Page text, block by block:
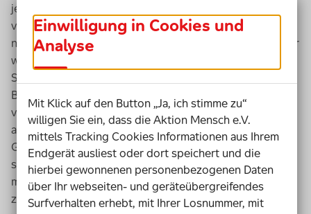
jeweils anderen ausgetauscht werden und zu einer
veränderten Denkweise beitragen. In den USA gibt es
noch sehr viel Exklusion: Afroamerikaner,
oder
weiße Amerikaner wohnen in verschiedenen
Stadtvierteln oder gehen auf unterschiedliche Schulen.
Bis sich daran etwas ändert, wird noch viel Zeit
vergehen, soRollins. Dabei weiß jeder, wie es sich
anfühlt, eingeschlossen zu sein. „Es ist ein gutes
Gefühl!“, sagte
Rollins
. Deswegen ist es wichtig, dass
sich alle Menschen darüber Gedanken machen, wie sich
mehr Menschen eingeschlossen fühlen. Eingeschlossen
zu sein, bedeutet etwa auf diePartyeingeladen oder
Einwilligung in Cookies und
Analyse
Mit Klick auf den Button „Ja, ich stimme zu“
willigen Sie ein, dass die Aktion Mensch e.V.
mittels Tracking Cookies Informationen aus Ihrem
Endgerät ausliest oder dort speichert und die
hierbei gewonnenen personenbezogenen Daten
über Ihr webseiten- und geräteübergreifendes
Surfverhalten erhebt, mit Ihrer Losnummer, mit